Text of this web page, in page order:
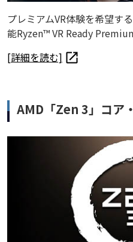
プレミアムVR体験を希望す
能Ryzen™ VR Ready
[詳細を読む]
AMD「Zen 3」コア